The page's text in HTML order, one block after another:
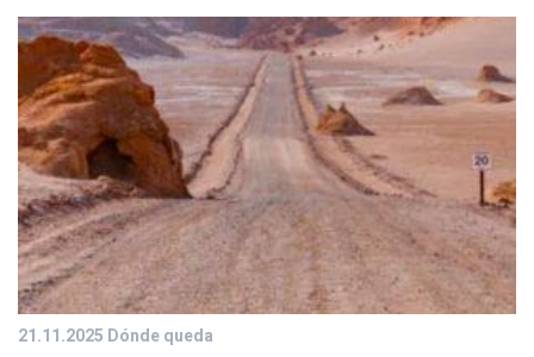
21.11.2025 Dónde queda